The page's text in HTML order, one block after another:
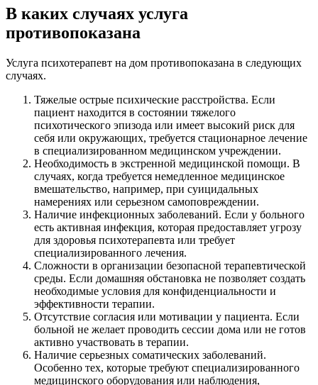
В каких случаях услуга
противопоказана
Услуга психотерапевт на дом противопоказана в следующих
случаях.
Тяжелые острые психические расстройства. Если
пациент находится в состоянии тяжелого
психотического эпизода или имеет высокий риск для
себя или окружающих, требуется стационарное лечение
в специализированном медицинском учреждении.
Необходимость в экстренной медицинской помощи. В
случаях, когда требуется немедленное медицинское
вмешательство, например, при суицидальных
намерениях или серьезном самоповреждении.
Наличие инфекционных заболеваний. Если у больного
есть активная инфекция, которая предоставляет угрозу
для здоровья психотерапевта или требует
специализированного лечения.
Сложности в организации безопасной терапевтической
среды. Если домашняя обстановка не позволяет создать
необходимые условия для конфиденциальности и
эффективности терапии.
Отсутствие согласия или мотивации у пациента. Если
больной не желает проводить сессии дома или не готов
активно участвовать в терапии.
Наличие серьезных соматических заболеваний.
Особенно тех, которые требуют специализированного
медицинского оборудования или наблюдения,